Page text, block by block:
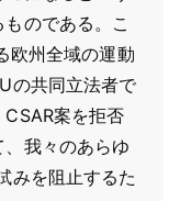
のである。こ
欧州全域の運動
の共同立法者で
案を拒否
我々のあらゆ
みを阻止するた